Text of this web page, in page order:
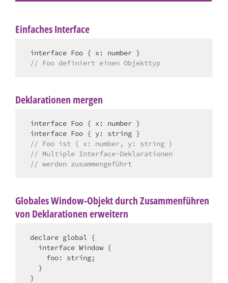
Einfaches Interface
// Foo definiert einen Objekttyp
Deklarationen mergen
interface Foo { x: number }
// Foo ist { x: number, y: string }
// Multiple Interface-Deklarationen
// werden zusammengeführt
Globales Window-Objekt durch Zusammenführen
von Deklarationen erweitern
declare global {